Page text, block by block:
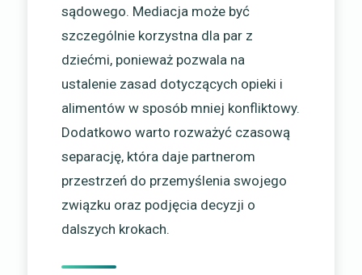
sądowego. Mediacja może być
szczególnie korzystna dla par z
dziećmi, ponieważ pozwala na
ustalenie zasad dotyczących opieki i
alimentów w sposób mniej konfliktowy.
Dodatkowo warto rozważyć czasową
separację, która daje partnerom
przestrzeń do przemyślenia swojego
związku oraz podjęcia decyzji o
dalszych krokach.